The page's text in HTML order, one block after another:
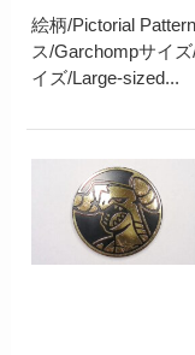
絵柄/Pictorial
ス/Garchompサイ
イズ/Large-sized...